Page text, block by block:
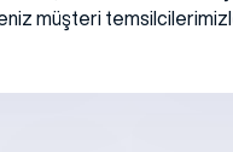
müşteri